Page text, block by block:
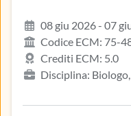
08 giu 2026 - 07
Codice ECM: 75-
Crediti ECM: 5.0
Disciplina:
ostetricia, Infermiere,